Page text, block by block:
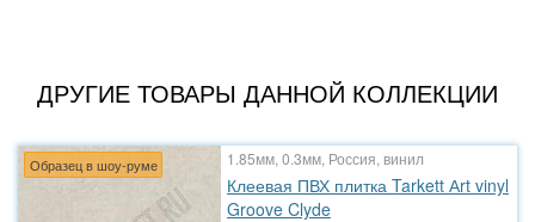
ДРУГИЕ ТОВАРЫ ДАННОЙ КОЛЛЕКЦИИ
Образец в шоу-руме 1.85мм, 0.3мм, Россия, винил
Клеевая ПВХ плитка Tarkett Аrt vinyl
Groove Clyde